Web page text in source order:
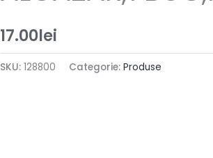
17.00lei
SKU:128800 Categorie:Produse